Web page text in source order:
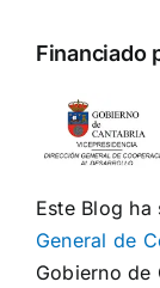
Financiado
Este Blog
General de
Gobierno de